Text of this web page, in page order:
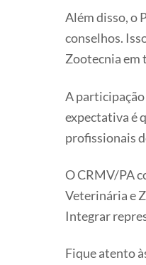
Além disso, o
conselhos.
Zootecnia
A
expectativa é
profissionais
O CRMV/PA
Veterinária e
Integrar
Fique atento